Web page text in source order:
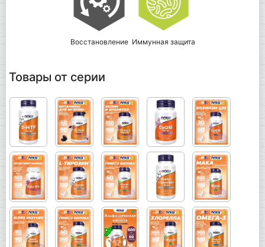
Восстановление Иммунная защита
Товары от серии